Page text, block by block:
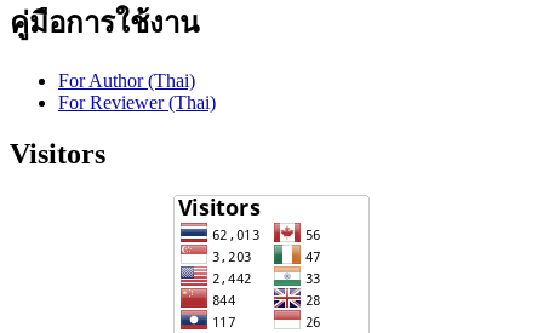
คู่มือการใช้งาน
For Author (Thai)
For Reviewer (Thai)
Visitors